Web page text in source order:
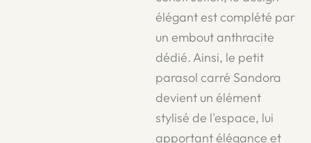
élégant est complété par
un embout anthracite
dédié. Ainsi, le petit
parasol carré Sandora
devient un élément
stylisé de l'espace, lui
apportant élégance et